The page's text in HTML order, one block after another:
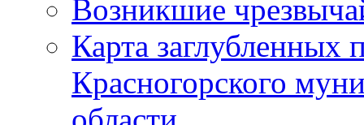
Возникшие
Карта
Красногорского